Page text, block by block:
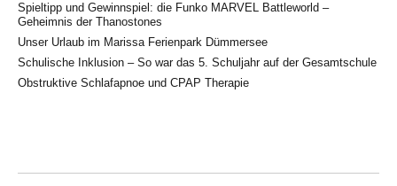
Spieltipp und Gewinnspiel: die Funko MARVEL Battleworld –
Geheimnis der Thanostones
Unser Urlaub im Marissa Ferienpark Dümmersee
Schulische Inklusion – So war das 5. Schuljahr auf der Gesamtschule
Obstruktive Schlafapnoe und CPAP Therapie